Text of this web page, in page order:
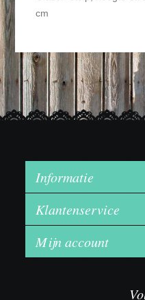
cm
Informatie
Klantenservice
Mijn account